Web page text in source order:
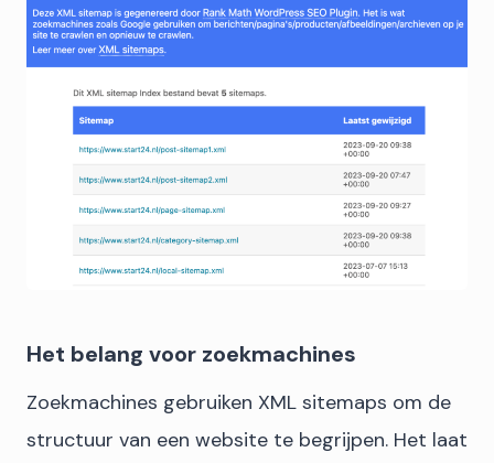
Het belang voor zoekmachines
Zoekmachines gebruiken XML sitemaps om de
structuur van een website te begrijpen. Het laat